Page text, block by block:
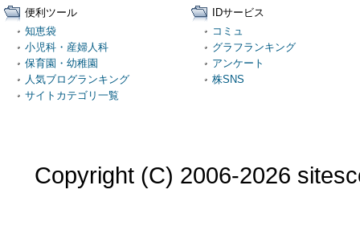
便利ツール
知恵袋
小児科・産婦人科
保育園・幼稚園
人気ブログランキング
サイトカテゴリ一覧
IDサービス
コミュ
グラフランキング
アンケート
株SNS
Copyright (C) 2006-2026